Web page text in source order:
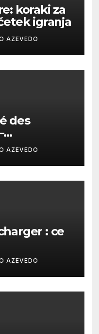
koraki za
igranja
AZEVEDO
des
et
AZEVEDO
: ce
AZEVEDO